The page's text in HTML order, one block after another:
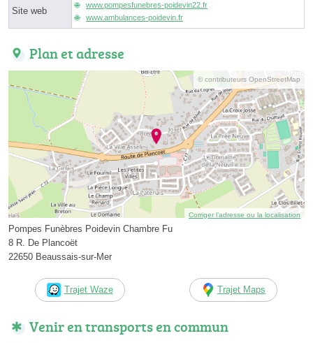
Site web
www.pompesfunebres-poidevin22.fr
www.ambulances-poidevin.fr
Plan et adresse
© contributeurs OpenStreetMap
Corriger l’adresse ou la localisation
Pompes Funèbres Poidevin Chambre Fu
8 R. De Plancoët
22650 Beaussais-sur-Mer
Trajet Waze Trajet Maps
Venir en transports en commun